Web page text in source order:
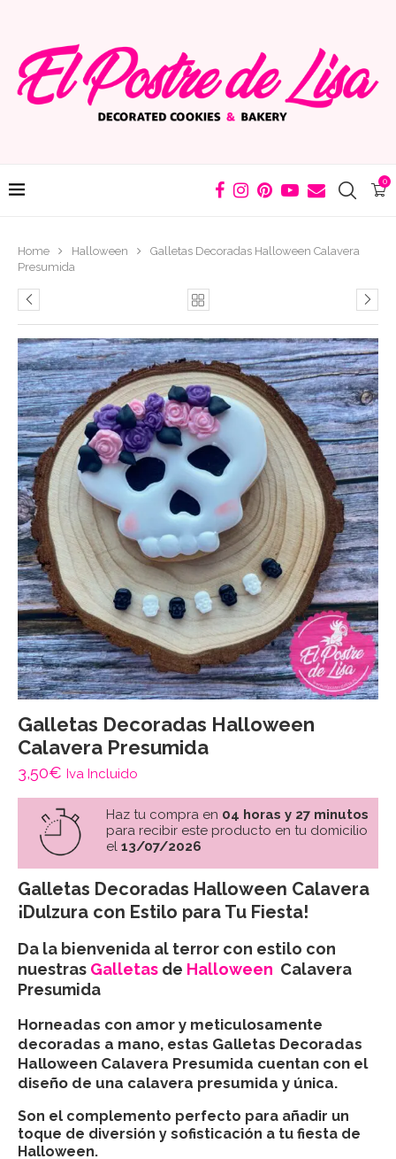
0
Home Halloween
Galletas Decoradas Halloween Calavera
Presumida
Galletas Decoradas Halloween
Calavera Presumida
3,50€ Iva Incluido
Haz tu compra en 04 horas y 27 minutos
para recibir este producto en tu domicilio
el 13/07/2026
Galletas Decoradas Halloween Calavera
¡Dulzura con Estilo para Tu Fiesta!
Da la bienvenida al terror con estilo con
nuestras Galletas de Halloween Calavera
Presumida
Horneadas con amor y meticulosamente
decoradas a mano, estas Galletas Decoradas
Halloween Calavera Presumida cuentan con el
diseño de una calavera presumida y única.
Son el complemento perfecto para añadir un
toque de diversión y sofisticación a tu fiesta de
Halloween.